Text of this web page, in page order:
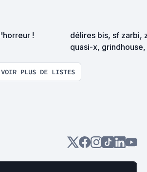
!
délires bis, sf zarbi,
quasi-x,
VOIR PLUS DE LISTES